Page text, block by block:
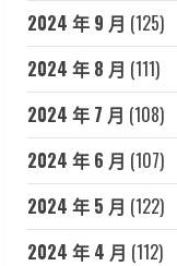
2024 年 9 月 (125)
2024 年 8 月 (111)
2024 年 7 月 (108)
2024 年 6 月 (107)
2024 年 5 月 (122)
2024 年 4 月 (112)